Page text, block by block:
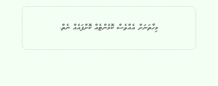
މިހާތަނަށް އެއްވެސް ކޮމެންޓެއް ކޮށްފައެއް ނެތް.